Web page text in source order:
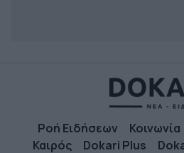
Ροή Ειδήσεων Κοινωνία
Καιρός
Dokari Plus